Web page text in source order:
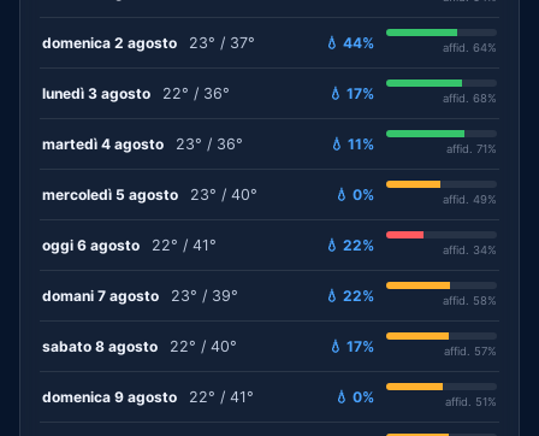
domenica 2 agosto 23° / 37° 💧 44% affid. 64%
lunedì 3 agosto 22° / 36° 💧 17% affid. 68%
martedì 4 agosto 23° / 36° 💧 11% affid. 71%
mercoledì 5 agosto 23° / 40° 💧 0% affid. 49%
oggi 6 agosto 22° / 41° 💧 22% affid. 34%
domani 7 agosto 23° / 39° 💧 22% affid. 58%
sabato 8 agosto 22° / 40° 💧 17% affid. 57%
domenica 9 agosto 22° / 41° 💧 0% affid. 51%